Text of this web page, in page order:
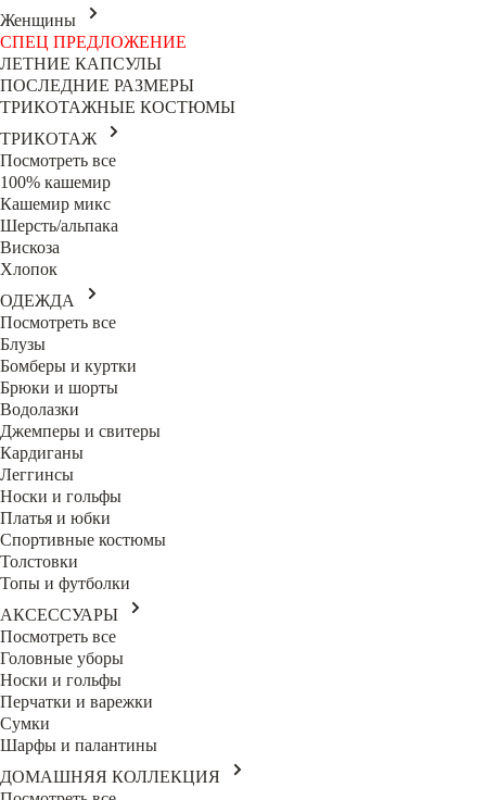
Женщины
СПЕЦ ПРЕДЛОЖЕНИЕ
ЛЕТНИЕ КАПСУЛЫ
ПОСЛЕДНИЕ РАЗМЕРЫ
ТРИКОТАЖНЫЕ КОСТЮМЫ
ТРИКОТАЖ
Посмотреть все
100% кашемир
Кашемир микс
Шерсть/альпака
Вискоза
Хлопок
ОДЕЖДА
Посмотреть все
Блузы
Бомберы и куртки
Брюки и шорты
Водолазки
Джемперы и свитеры
Кардиганы
Леггинсы
Носки и гольфы
Платья и юбки
Спортивные костюмы
Толстовки
Топы и футболки
АКСЕССУАРЫ
Посмотреть все
Головные уборы
Носки и гольфы
Перчатки и варежки
Сумки
Шарфы и палантины
ДОМАШНЯЯ КОЛЛЕКЦИЯ